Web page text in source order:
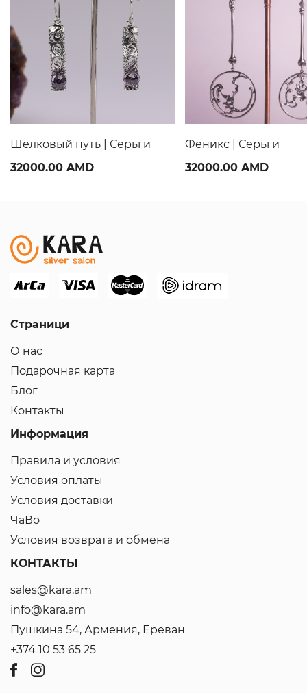
Шелковый путь | Серьги
32000.00 AMD
Феникс | Серьги
32000.00 AMD
Страници
О нас
Подарочная карта
Блог
Контакты
Информация
Правила и условия
Условия оплаты
Условия доставки
ЧаВо
Условия возврата и обмена
КОНТАКТЫ
sales@kara.am
info@kara.am
Пушкина 54, Армения, Ереван
+374 10 53 65 25